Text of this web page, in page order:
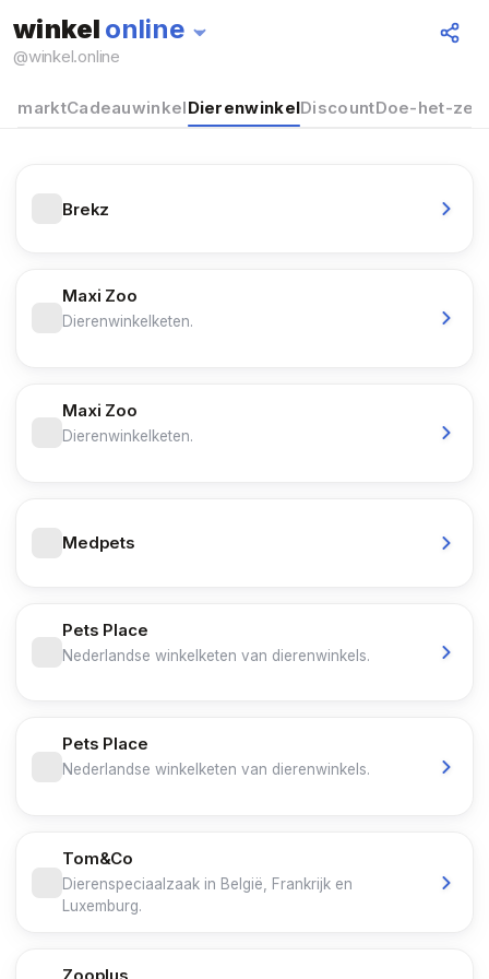
winkel online
@winkel.online
CadeauwinkelDierenwinkelDiscountDoe-het-zelf
Brekz
Maxi Zoo
Dierenwinkelketen.
Maxi Zoo
Dierenwinkelketen.
Medpets
Pets Place
Nederlandse winkelketen van dierenwinkels.
Pets Place
Nederlandse winkelketen van dierenwinkels.
Tom&Co
Dierenspeciaalzaak in België, Frankrijk en
Luxemburg.